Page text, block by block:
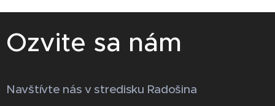
Ozvite sa nám
Navštívte nás v stredisku Radošina